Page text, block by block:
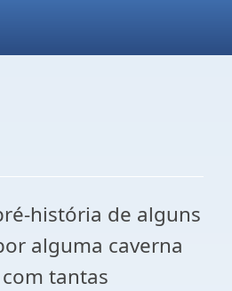
história de alguns
alguma caverna
tantas